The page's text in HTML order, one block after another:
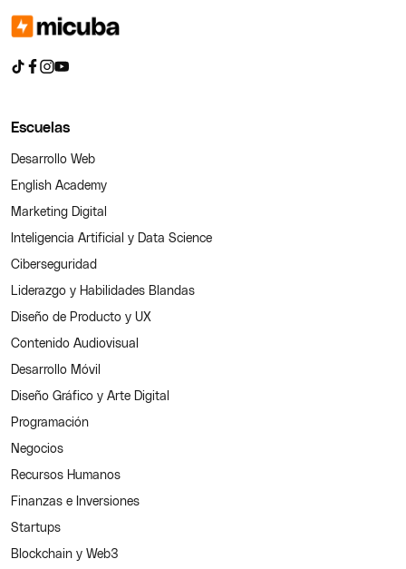
Escuelas
Desarrollo Web
English Academy
Marketing Digital
Inteligencia Artificial y Data Science
Ciberseguridad
Liderazgo y Habilidades Blandas
Diseño de Producto y UX
Contenido Audiovisual
Desarrollo Móvil
Diseño Gráfico y Arte Digital
Programación
Negocios
Recursos Humanos
Finanzas e Inversiones
Startups
Blockchain y Web3